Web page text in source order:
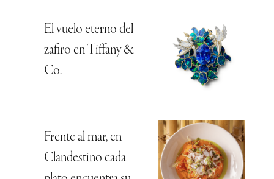
El vuelo eterno del
zafiro en Tiffany &
Co.
Frente al mar, en
Clandestino cada